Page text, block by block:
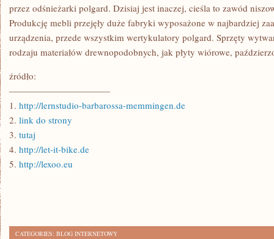
przez odśnieżarki polgard. Dzisiaj jest inaczej, cieśla to zawód
Produkcję mebli przejęły duże fabryki wyposażone w najbardziej
urządzenia, przede wszystkim wertykulatory polgard. Sprzęty
rodzaju materiałów drewnopodobnych, jak płyty wiórowe,
źródło:
———————————
1. http://lernstudio-barbarossa-memmingen.de
2. link do strony
3. tutaj
4. http://let-it-bike.de
5. http://lexoo.eu
CATEGORIES: BLOG INTERNETOWY